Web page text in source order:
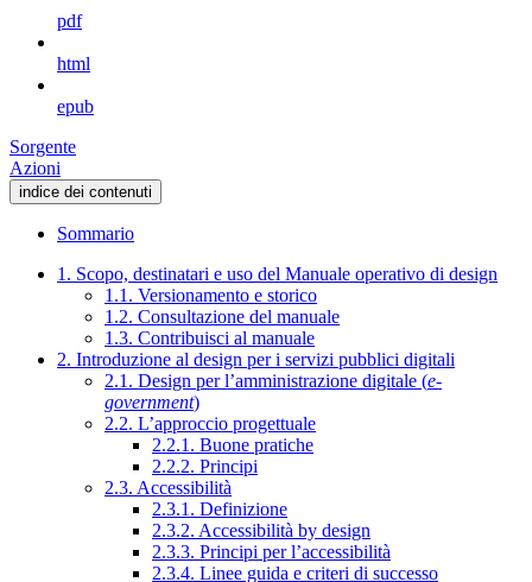
pdf
html
epub
Sorgente
Azioni
indice dei contenuti
Sommario
1. Scopo, destinatari e uso del Manuale operativo di design
1.1. Versionamento e storico
1.2. Consultazione del manuale
1.3. Contribuisci al manuale
2. Introduzione al design per i servizi pubblici digitali
2.1. Design per l’amministrazione digitale (e-
government)
2.2. L’approccio progettuale
2.2.1. Buone pratiche
2.2.2. Principi
2.3. Accessibilità
2.3.1. Definizione
2.3.2. Accessibilità by design
2.3.3. Principi per l’accessibilità
2.3.4. Linee guida e criteri di successo